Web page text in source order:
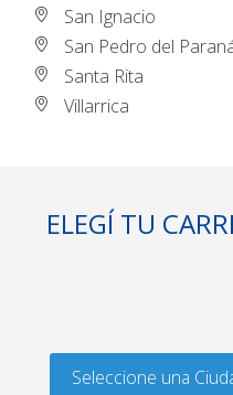
San Ignacio
San Pedro del
Santa Rita
Villarrica
ELEGÍ TU